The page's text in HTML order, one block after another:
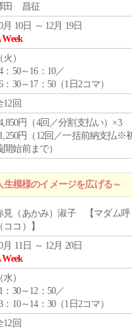
田 昌征
月 10日 ～ 12月 19日
Week
（火 ）
：50～16：10／
：30～17：50（1日2コマ）
12回
円（4回／分割支払い）×3
円（12回／一括前納支払※
開始前まで）
模様のイメージを広げる～
見（あかみ）淑子 【マダム呼
（ココ）】
月 11日 ～ 12月 20日
Week
（水）
：30～12：50／
：10～14：30（1日2コマ）
12回